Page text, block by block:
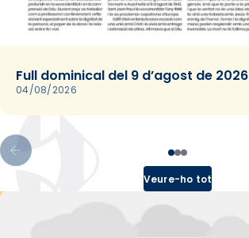
Full dominical del 9 d’agost de 2026
04/08/2026
Veure-ho tot